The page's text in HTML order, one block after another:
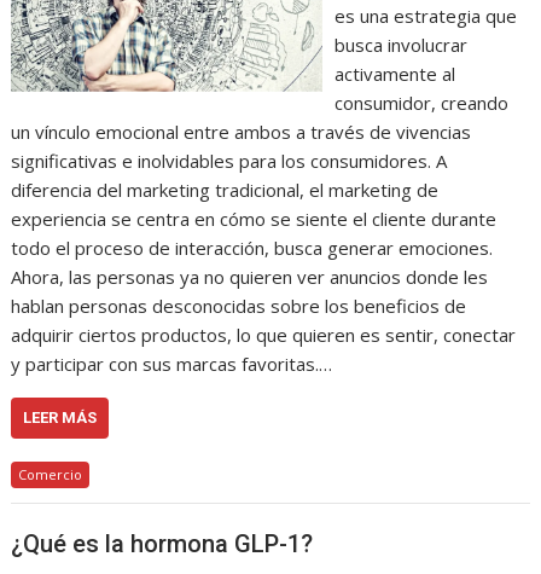
es una estrategia que
busca involucrar
activamente al
consumidor, creando
un vínculo emocional entre ambos a través de vivencias
significativas e inolvidables para los consumidores. A
diferencia del marketing tradicional, el marketing de
experiencia se centra en cómo se siente el cliente durante
todo el proceso de interacción, busca generar emociones.
Ahora, las personas ya no quieren ver anuncios donde les
hablan personas desconocidas sobre los beneficios de
adquirir ciertos productos, lo que quieren es sentir, conectar
y participar con sus marcas favoritas.…
LEER MÁS
Comercio
¿Qué es la hormona GLP-1?